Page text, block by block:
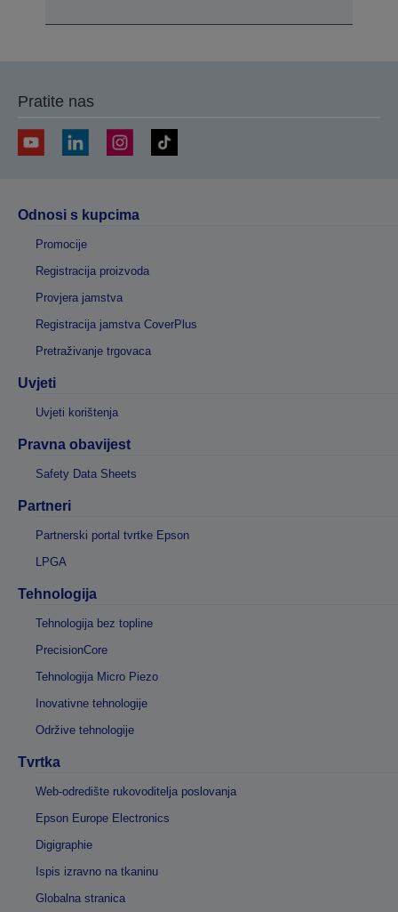
Pratite nas
Odnosi s kupcima
Promocije
Registracija proizvoda
Provjera jamstva
Registracija jamstva CoverPlus
Pretraživanje trgovaca
Uvjeti
Uvjeti korištenja
Pravna obavijest
Safety Data Sheets
Partneri
Partnerski portal tvrtke Epson
LPGA
Tehnologija
Tehnologija bez topline
PrecisionCore
Tehnologija Micro Piezo
Inovativne tehnologije
Održive tehnologije
Tvrtka
Web-odredište rukovoditelja poslovanja
Epson Europe Electronics
Digigraphie
Ispis izravno na tkaninu
Globalna stranica